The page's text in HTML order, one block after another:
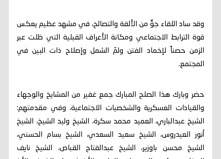
وقد ساد اللقاء جوٌّ من الألفة والتصالح، في مشهد عظيم يعكس
قوة الترابط الاجتماعي ومكانة الأعراف القبلية التي ظلت عبر
الزمن حصناً لإخماد الفتن ولمّ الشمل وإصلاح ذات البين في
المجتمع.
حضر وبارك هذا الصلح المبارك جمع غفير من المشايخ والوجهاء
والقيادات العسكرية والشخصيات الاجتماعية، وفي مقدمتهم:
الشيخ عبدالباري، العميد محمد سكرة، الشيخ وليد الشيخ، الشيخ
أنور العيدروس، الشيخ سعيد السعدي، الشيخ بسام الحسني،
الشيخ محسن باوزير، الشيخ عبدالفتاح القباص، الشيخ نايف